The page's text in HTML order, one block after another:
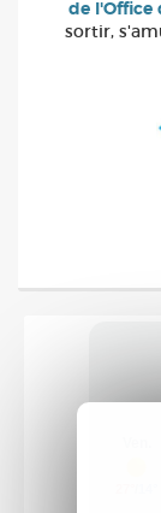
de l'Office
sortir,